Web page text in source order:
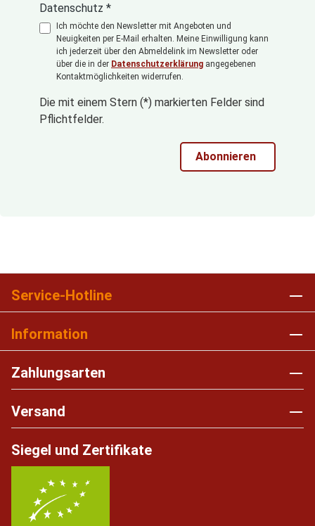
Datenschutz *
Ich möchte den Newsletter mit Angeboten und
Neuigkeiten per E-Mail erhalten. Meine Einwilligung kann
ich jederzeit über den Abmeldelink im Newsletter oder
über die in der Datenschutzerklärung angegebenen
Kontaktmöglichkeiten widerrufen.
Die mit einem Stern (*) markierten Felder sind
Pflichtfelder.
Abonnieren
Service-Hotline
Information
Zahlungsarten
Versand
Siegel und Zertifikate